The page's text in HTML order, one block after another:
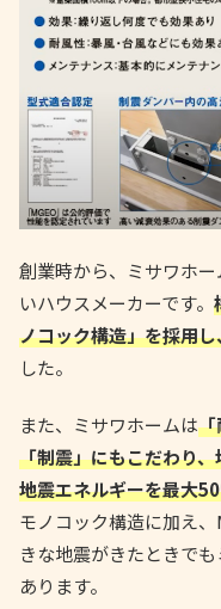
創業時から、ミサワホ
いハウスメーカーです。
ノコック構造」を採用
した。
また、ミサワホームは「
「制震」にもこだわり
地震エネルギーを最大
モノコック構造に加え
きな地震がきたときで
あります。